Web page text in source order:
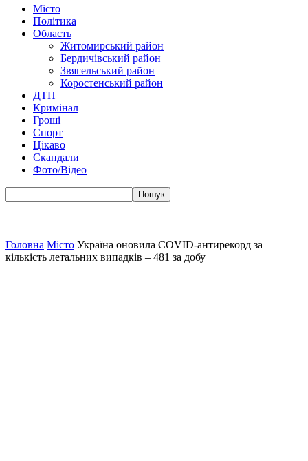
Місто
Політика
Область
Житомирський район
Бердичівський район
Звягельський район
Коростенський район
ДТП
Кримінал
Гроші
Спорт
Цікаво
Скандали
Фото/Відео
Головна Місто Україна оновила COVID-антирекорд за
кількість летальних випадків – 481 за добу